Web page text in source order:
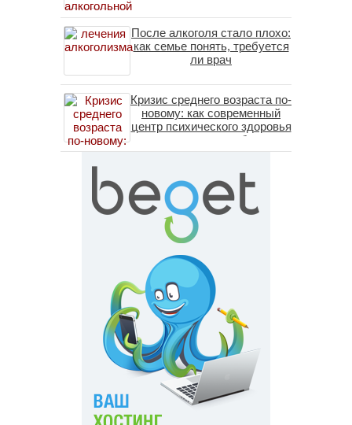
После алкоголя стало плохо:
как семье понять, требуется
ли врач
Кризис среднего возраста по-
новому: как современный
центр психического здоровья
помогает пересобрать
личность без таблеток